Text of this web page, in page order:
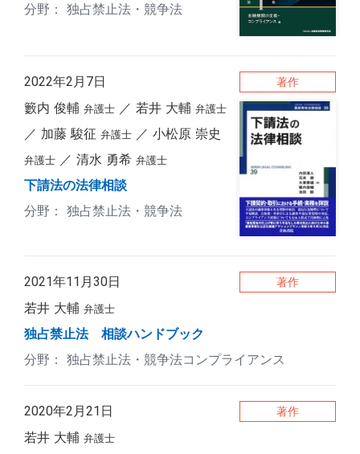
独占禁止法・競争法
2022年2月7日 著作
籔内 俊輔 弁護士 若井 大輔 弁護士
加藤 駿征 弁護士 小松原 崇史
弁護士 清水 勇希 弁護士
下請法の法律相談
独占禁止法・競争法
2021年11月30日 著作
若井 大輔 弁護士
独占禁止法 相談ハンドブック
独占禁止法・競争法コンプライアンス
2020年2月21日 著作
若井 大輔 弁護士